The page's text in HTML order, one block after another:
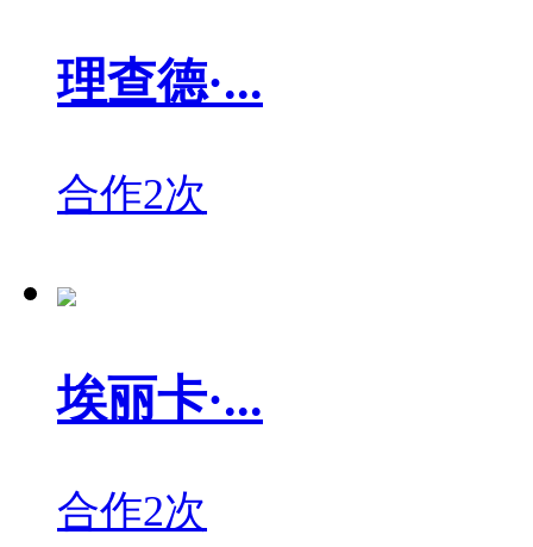
理查德·...
合作2次
埃丽卡·...
合作2次